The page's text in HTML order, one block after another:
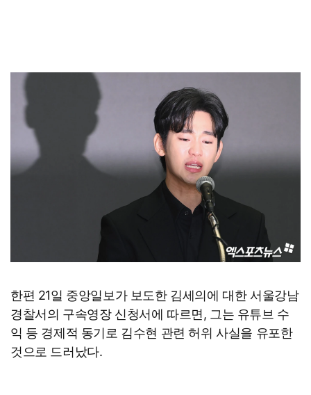
한편 21일 중앙일보가 보도한 김세의에 대한 서울강남
경찰서의 구속영장 신청서에 따르면, 그는 유튜브 수
익 등 경제적 동기로 김수현 관련 허위 사실을 유포한
것으로 드러났다.